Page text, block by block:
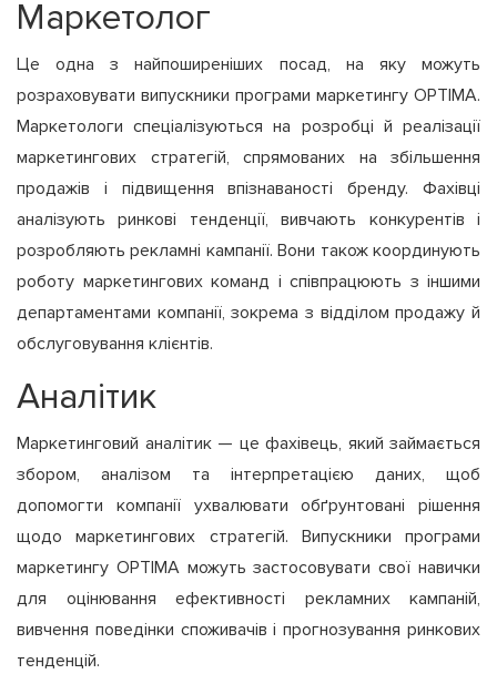
Маркетолог
Це одна з найпоширеніших посад, на яку можуть
розраховувати випускники програми маркетингу OPTIMA.
Маркетологи спеціалізуються на розробці й реалізації
маркетингових стратегій, спрямованих на збільшення
продажів і підвищення впізнаваності бренду. Фахівці
аналізують ринкові тенденції, вивчають конкурентів і
розробляють рекламні кампанії. Вони також координують
роботу маркетингових команд і співпрацюють з іншими
департаментами компанії, зокрема з відділом продажу й
обслуговування клієнтів.
Аналітик
Маркетинговий аналітик — це фахівець, який займається
збором, аналізом та інтерпретацією даних, щоб
допомогти компанії ухвалювати обґрунтовані рішення
щодо маркетингових стратегій. Випускники програми
маркетингу OPTIMA можуть застосовувати свої навички
для оцінювання ефективності рекламних кампаній,
вивчення поведінки споживачів і прогнозування ринкових
тенденцій.